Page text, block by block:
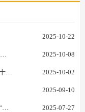
2025-10-22
2025-10-08
融安：“双节”文旅热力飙升！接待游客26.56万人次！
2025-10-02
广西龙超——2025年融安龙舟公开赛暨第二十四届长安龙舟大赛开赛
2025-09-10
2025-07-27
增长7.4%！融安上半年经济工作亮出高质量“成绩单”